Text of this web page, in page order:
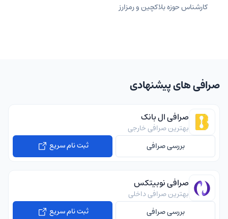
کارشناس حوزه بلاکچین و رمزارز
صرافی های پیشنهادی
صرافی ال بانک
بهترین صرافی خارجی
بررسی صرافی
ثبت نام سریع
صرافی نوبیتکس
بهترین صرافی داخلی
بررسی صرافی
ثبت نام سریع